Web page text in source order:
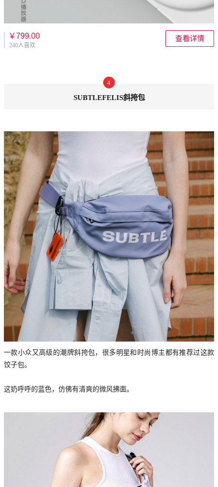
￥799.00
240人喜欢
查看详情
4
SUBTLEFELIS斜挎包
一款小众又高级的潮牌斜挎包，很多明星和时尚博主都有推荐过这款
饺子包。
这奶呼呼的蓝色，仿佛有清爽的微风拂面。